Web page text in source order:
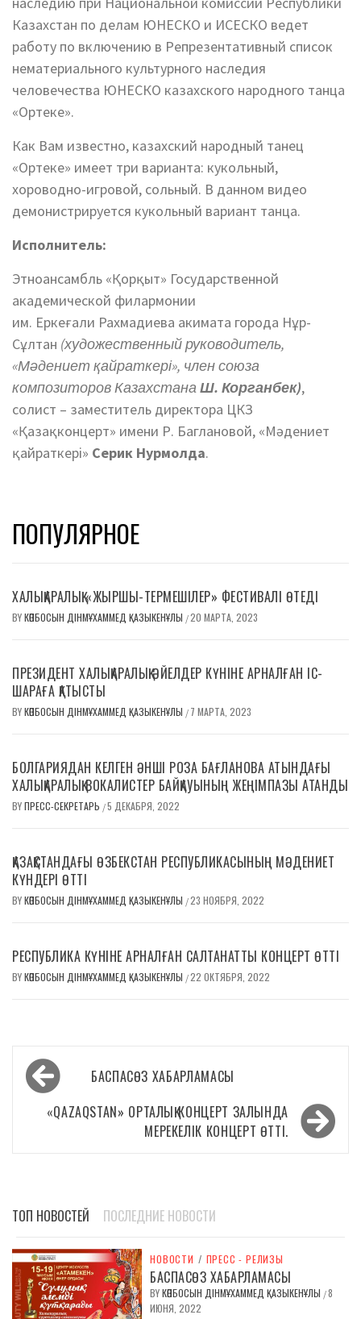
Казахстан по делам ЮНЕСКО и ИСЕСКО ведет
работу по включению в Репрезентативный список
нематериального культурного наследия
человечества ЮНЕСКО казахского народного танца
«Ортеке».
Как Вам известно, казахский народный танец
«Ортеке» имеет три варианта: кукольный,
хороводно-игровой, сольный. В данном видео
демонистрируется кукольный вариант танца.
Исполнитель:
Этноансамбль «Қорқыт» Государственной
академической филармонии
им. Еркеғали Рахмадиева акимата города Нұр-
Сұлтан (художественный руководитель,
«Мәдениет қайраткері», член союза
композиторов КазахстанаШ. Корганбек),
солист – заместитель директора ЦКЗ
«Қазақконцерт» имени Р. Баглановой, «Мәдениет
қайраткері» Серик Нурмолда.
ПОПУЛЯРНОЕ
ХАЛЫҚАРАЛЫҚ «ЖЫРШЫ-ТЕРМЕШІЛЕР» ФЕСТИВАЛІ ӨТЕДІ
BYКӨПБОСЫН ДІНМҰХАММЕД ҚАЗЫКЕНҰЛЫ /20 МАРТА, 2023
ПРЕЗИДЕНТ ХАЛЫҚАРАЛЫҚ ӘЙЕЛДЕР КҮНІНЕ АРНАЛҒАН ІС-
ШАРАҒА ҚАТЫСТЫ
BYКӨПБОСЫН ДІНМҰХАММЕД ҚАЗЫКЕНҰЛЫ / 7 МАРТА, 2023
БОЛГАРИЯДАН КЕЛГЕН ӘНШІ РОЗА БАҒЛАНОВА АТЫНДАҒЫ
ХАЛЫҚАРАЛЫҚ ВОКАЛИСТЕР БАЙҚАУЫНЫҢ ЖЕҢІМПАЗЫ АТАНДЫ
BYПРЕСС-СЕКРЕТАРЬ /5 ДЕКАБРЯ, 2022
ҚАЗАҚСТАНДАҒЫ ӨЗБЕКСТАН РЕСПУБЛИКАСЫНЫҢ МӘДЕНИЕТ
КҮНДЕРІ ӨТТІ
BYКӨПБОСЫН ДІНМҰХАММЕД ҚАЗЫКЕНҰЛЫ /23 НОЯБРЯ, 2022
РЕСПУБЛИКА КҮНІНЕ АРНАЛҒАН САЛТАНАТТЫ КОНЦЕРТ ӨТТІ
BYКӨПБОСЫН ДІНМҰХАММЕД ҚАЗЫКЕНҰЛЫ /22 ОКТЯБРЯ, 2022
Навигация
по
записям
БАСПАСӨЗ ХАБАРЛАМАСЫ
«QAZAQSTAN» ОРТАЛЫҚ КОНЦЕРТ ЗАЛЫНДА
МЕРЕКЕЛІК КОНЦЕРТ ӨТТІ.
ТОП НОВОСТЕЙ ПОСЛЕДНИЕ НОВОСТИ
НОВОСТИ / ПРЕСС - РЕЛИЗЫ
БАСПАСӨЗ ХАБАРЛАМАСЫ
BYКӨПБОСЫН ДІНМҰХАММЕД ҚАЗЫКЕНҰЛЫ /8
ИЮНЯ, 2022